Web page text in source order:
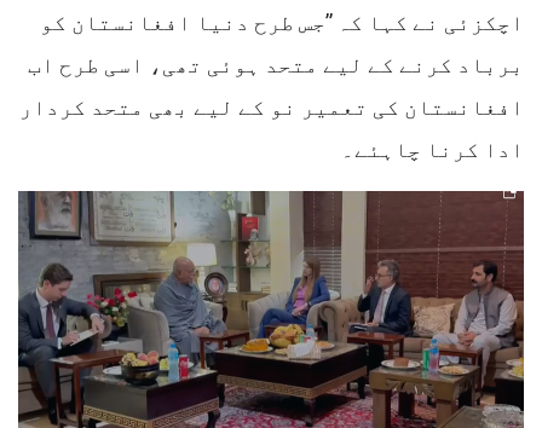
اچکزئی نے کہا کہ ’’جس طرح دنیا افغانستان کو
برباد کرنے کے لیے متحد ہوئی تھی، اسی طرح اب
افغانستان کی تعمیر نو کے لیے بھی متحد کردار
ادا کرنا چاہئے۔